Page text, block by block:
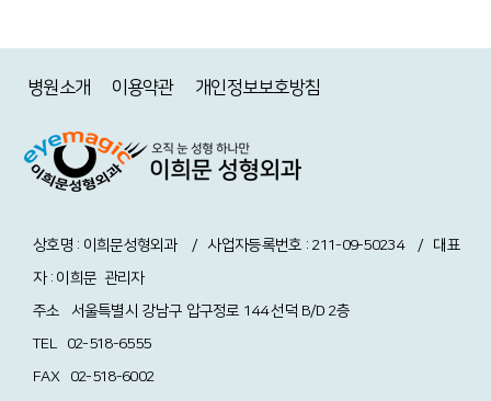
병원소개 이용약관 개인정보보호방침
상호명 : 이희문성형외과 / 사업자등록번호 : 211-09-50234 / 대표
자 : 이희문 관리자
주소 서울특별시 강남구 압구정로 144 선덕 B/D 2층
TEL 02-518-6555
FAX 02-518-6002